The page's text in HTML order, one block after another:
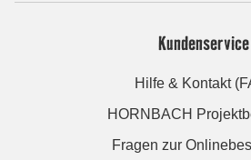
Kundenservice
Hilfe & Kontakt
HORNBACH
Fragen zur